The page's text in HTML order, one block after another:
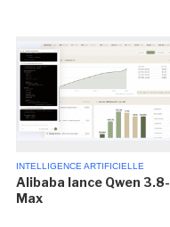
INTELLIGENCE ARTIFICIELLE
Alibaba lance Qwen 3.8-
Max